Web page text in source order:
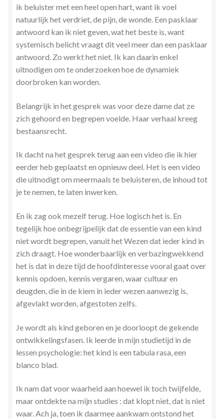
Zielsgeoriënteerde Jobcoaching
ik beluister met een heel open hart, want ik voel
natuurlijk het verdriet, de pijn, de wonde. Een pasklaar
antwoord kan ik niet geven, wat het beste is, want
systemisch belicht vraagt dit veel meer dan een pasklaar
antwoord. Zo werkt het niet. Ik kan daarin enkel
uitnodigen om te onderzoeken hoe de dynamiek
doorbroken kan worden.
Belangrijk in het gesprek was voor deze dame dat ze
zich gehoord en begrepen voelde. Haar verhaal kreeg
bestaansrecht.
Ik dacht na het gesprek terug aan een video die ik hier
eerder heb geplaatst en opnieuw deel. Het is een video
die uitnodigt om meermaals te beluisteren, de inhoud tot
je te nemen, te laten inwerken.
En ik zag ook mezelf terug. Hoe logisch het is. En
tegelijk hoe onbegrijpelijk dat de essentie van een kind
niet wordt begrepen, vanuit het Wezen dat ieder kind in
zich draagt. Hoe wonderbaarlijk en verbazingwekkend
het is dat in deze tijd de hoofdinteresse vooral gaat over
kennis opdoen, kennis vergaren, waar cultuur en
deugden, die in de kiem in ieder wezen aanwezig is,
afgevlakt worden, afgestoten zelfs.
Je wordt als kind geboren en je doorloopt de gekende
ontwikkelingsfasen. Ik leerde in mijn studietijd in de
lessen psychologie: het kind is een tabula rasa, een
blanco blad.
Ik nam dat voor waarheid aan hoewel ik toch twijfelde,
maar ontdekte na mijn studies : dat klopt niet, dat is niet
waar. Ach ja, toen ik daarmee aankwam ontstond het